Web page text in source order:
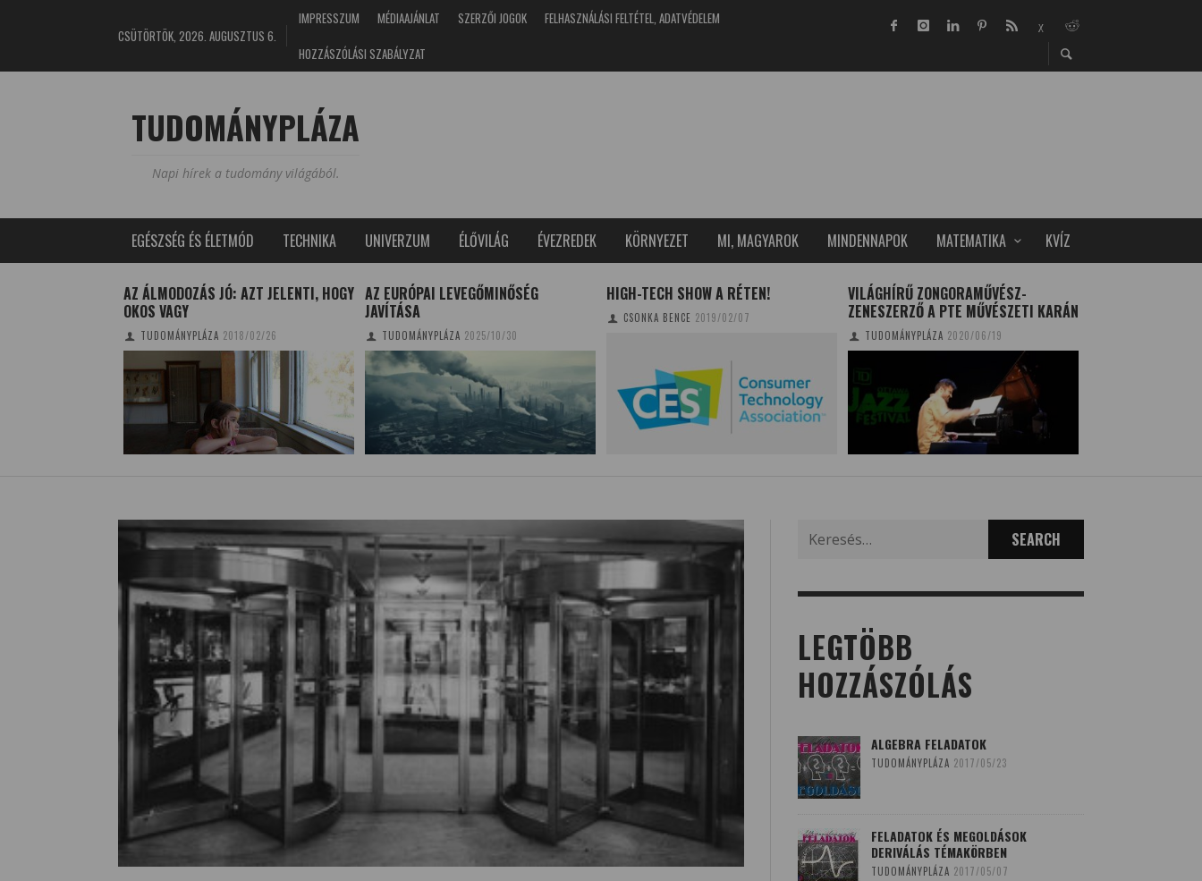
CSÜTÖRTÖK, 2026. AUGUSZTUS 6.
IMPRESSZUM MÉDIAAJÁNLAT SZERZŐI JOGOK
FELHASZNÁLÁSI FELTÉTEL, ADATVÉDELEM
HOZZÁSZÓLÁSI SZABÁLYZAT
TUDOMÁNYPLÁZA
Napi hírek a tudomány világából.
EGÉSZSÉG ÉS ÉLETMÓD TECHNIKA UNIVERZUM ÉLŐVILÁG ÉVEZREDEK KÖRNYEZET MI, MAGYAROK MINDENNAPOK MATEMATIKA KVÍZ
AZ ÁLMODOZÁS JÓ: AZT JELENTI, HOGY
OKOS VAGY
TUDOMÁNYPLÁZA 2018/02/26
AZ EURÓPAI LEVEGŐMINŐSÉG
JAVÍTÁSA
TUDOMÁNYPLÁZA 2025/10/30
HIGH-TECH SHOW A RÉTEN!
CSONKA BENCE 2019/02/07
VILÁGHÍRŰ ZONGORAMŰVÉSZ-
ZENESZERZŐ A PTE MŰVÉSZETI KARÁN
TUDOMÁNYPLÁZA 2020/06/19
for:
LEGTÖBB
HOZZÁSZÓLÁS
ALGEBRA FELADATOK
TUDOMÁNYPLÁZA 2017/05/23
FELADATOK ÉS MEGOLDÁSOK
DERIVÁLÁS TÉMAKÖRBEN
TUDOMÁNYPLÁZA 2017/05/07